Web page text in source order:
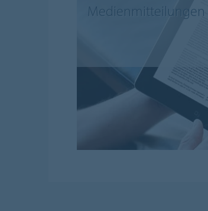
Medienmitteilungen